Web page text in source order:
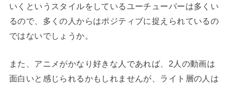
いくというスタイルをしているユーチューバーは多くい
るので、多くの人からはポジティブに捉えられているの
ではないでしょうか。
また、アニメがかなり好きな人であれば、2人の動画は
面白いと感じられるかもしれませんが、ライト層の人は